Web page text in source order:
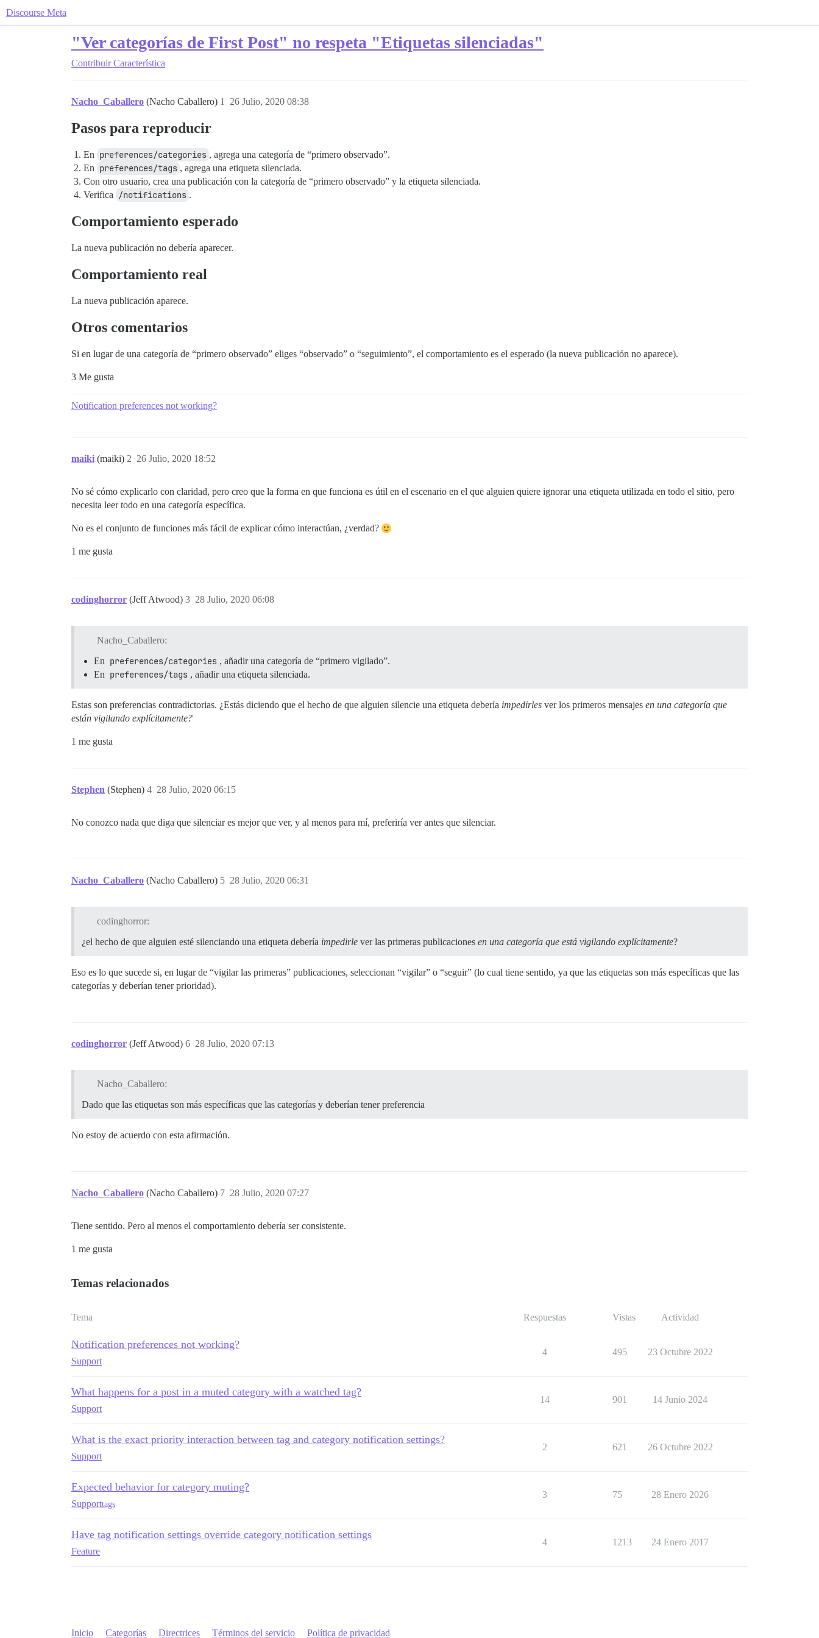
Discourse Meta
"Ver categorías de First Post" no respeta "Etiquetas silenciadas"
Contribuir Característica
Nacho_Caballero (Nacho Caballero) 26 Julio, 2020 08:38
1
Pasos para reproducir
En preferences/categories , agrega una categoría de “primero observado”.
En preferences/tags , agrega una etiqueta silenciada.
Con otro usuario, crea una publicación con la categoría de “primero observado” y la etiqueta silenciada.
Verifica
/notifications .
Comportamiento esperado
La nueva publicación no debería aparecer.
Comportamiento real
La nueva publicación aparece.
Otros comentarios
Si en lugar de una categoría de “primero observado” eliges “observado” o “seguimiento”, el comportamiento es el esperado (la nueva publicación no aparece).
3 Me gusta
Notification preferences not working?
maiki (maiki) 26 Julio, 2020 18:52
2
No sé cómo explicarlo con claridad, pero creo que la forma en que funciona es útil en el escenario en el que alguien quiere ignorar una etiqueta utilizada en todo el sitio, pero
necesita leer todo en una categoría específica.
No es el conjunto de funciones más fácil de explicar cómo interactúan, ¿verdad?
1 me gusta
codinghorror (Jeff Atwood) 28 Julio, 2020 06:08
3
Nacho_Caballero:
En preferences/categories , añadir una categoría de “primero vigilado”.
En preferences/tags , añadir una etiqueta silenciada.
Estas son preferencias contradictorias. ¿Estás diciendo que el hecho de que alguien silencie una etiqueta debería impedirles ver los primeros mensajes en una categoría que
están vigilando explícitamente?
1 me gusta
Stephen (Stephen) 28 Julio, 2020 06:15
4
No conozco nada que diga que silenciar es mejor que ver, y al menos para mí, preferiría ver antes que silenciar.
Nacho_Caballero (Nacho Caballero) 28 Julio, 2020 06:31
5
codinghorror:
¿el hecho de que alguien esté silenciando una etiqueta debería impedirle ver las primeras publicaciones en una categoría que está vigilando explícitamente?
Eso es lo que sucede si, en lugar de “vigilar las primeras” publicaciones, seleccionan “vigilar” o “seguir” (lo cual tiene sentido, ya que las etiquetas son más específicas que las
categorías y deberían tener prioridad).
codinghorror (Jeff Atwood) 28 Julio, 2020 07:13
6
Nacho_Caballero:
Dado que las etiquetas son más específicas que las categorías y deberían tener preferencia
No estoy de acuerdo con esta afirmación.
Nacho_Caballero (Nacho Caballero) 28 Julio, 2020 07:27
7
Tiene sentido. Pero al menos el comportamiento debería ser consistente.
1 me gusta
Temas relacionados
Tema Respuestas Vistas Actividad
Notification preferences not working?
Support
4 495 23 Octubre 2022
What happens for a post in a muted category with a watched tag?
Support
14 901 14 Junio 2024
What is the exact priority interaction between tag and category notification settings?
Support
2 621 26 Octubre 2022
Expected behavior for category muting?
Supporttags
3 75 28 Enero 2026
Have tag notification settings override category notification settings
Feature
4 1213 24 Enero 2017
Inicio Categorías Directrices Términos del servicio Política de privacidad